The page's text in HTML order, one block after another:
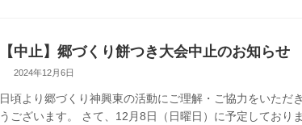
【中止】郷づくり餅つき大会中止のお知らせ
2024年12月6日
日頃より郷づくり神興東の活動にご理解・ご協力をいただ
うございます。 さて、12月8日（日曜日）に予定しており